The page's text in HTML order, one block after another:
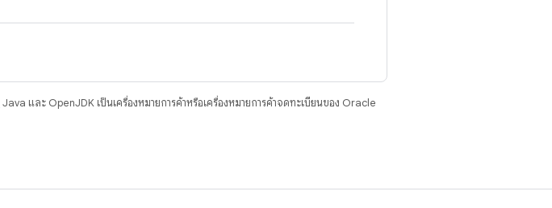
Java และ OpenJDK เป็นเครื่องหมายการค้าหรือเครื่องหมายการค้าจดทะเบียนของ Oracle